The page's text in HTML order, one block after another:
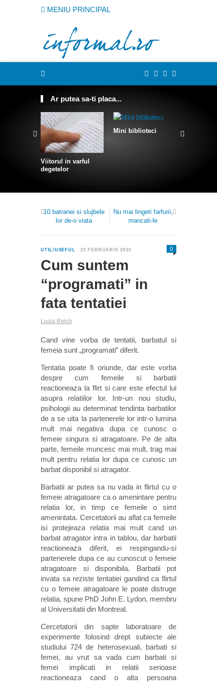
MENIU PRINCIPAL
Ar putea sa-ti placa...
Viitorul in varful
degetelor
Mini biblioteci
10 batranei si slujbele
lor de-o viata
Nu mai lingeti farfurii,
mancati-le
UTIL/USEFUL 25 FEBRUARIE 2013
Cum suntem
“programati” in
fata tentatiei
0
Lucia Reich
Cand vine vorba de tentatii, barbatul si
femeia sunt „programati” diferit.
Tentatia poate fi oriunde, dar este vorba
despre cum femeile si barbatii
reactioneaza la flirt si care este efectul lui
asupra relatiilor lor. Intr-un nou studiu,
psihologii au determinat tendinta barbatilor
de a se uita la partenerele lor intr-o lumina
mult mai negativa dupa ce cunosc o
femeie singura si atragatoare. Pe de alta
parte, femeile muncesc mai mult, trag mai
mult pentru relatia lor dupa ce cunosc un
barbat disponibil si atragator.
Barbatii ar putea sa nu vada in flirtul cu o
femeie atragatoare ca o amenintare pentru
relatia lor, in timp ce femeile o simt
amenintata. Cercetatorii au aflat ca femeile
isi protejeaza relatia mai mult cand un
barbat atragator intra in tablou, dar barbatii
reactioneaza diferit, ei respingandu-si
partenerele dupa ce au cunoscut o femeie
atragatoare si disponibila. Barbatii pot
invata sa reziste tentatiei gandind ca flirtul
cu o femeie atragatoare le poate distruge
relatia, spune PhD John E. Lydon, membru
al Universitatii din Montreal.
Cercetatorii din sapte laboratoare de
experimente folosind drept subiecte ale
studiului 724 de heterosexuali, barbati si
femei, au vrut sa vada cum barbati si
femei implicati in relatii serioase
reactioneaza cand o alta persoana